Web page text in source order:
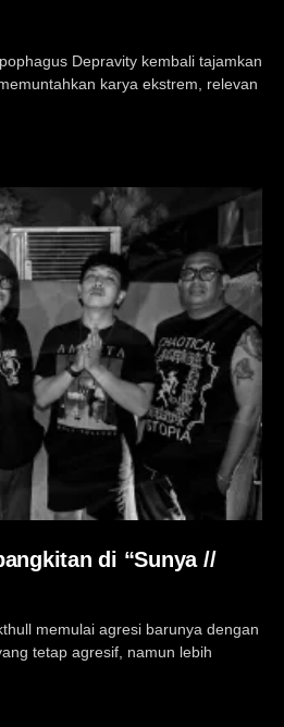
Depravity kembali tajamkan
karya ekstrem, relevan
di “Sunya //
memulai agresi barunya dengan
tetap agresif, namun lebih